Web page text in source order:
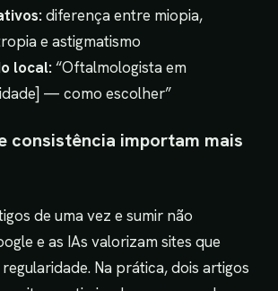
diferença entre miopia,
e astigmatismo
local:“Oftalmologista em
— como escolher”
consistência importam mais
de uma vez e sumir não
e as IAs valorizam sites que
Na prática, dois artigos